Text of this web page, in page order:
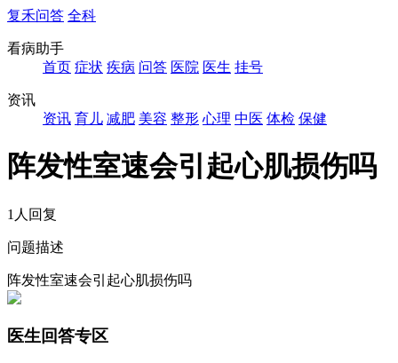
复禾问答 全科
看病助手
首页 症状 疾病 问答 医院 医生 挂号
资讯
资讯 育儿 减肥 美容 整形 心理 中医 体检 保健
阵发性室速会引起心肌损伤吗
1人回复
问题描述
阵发性室速会引起心肌损伤吗
医生回答专区